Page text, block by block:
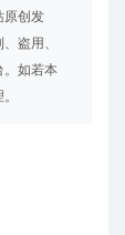
原创发
盗用、
。如若本